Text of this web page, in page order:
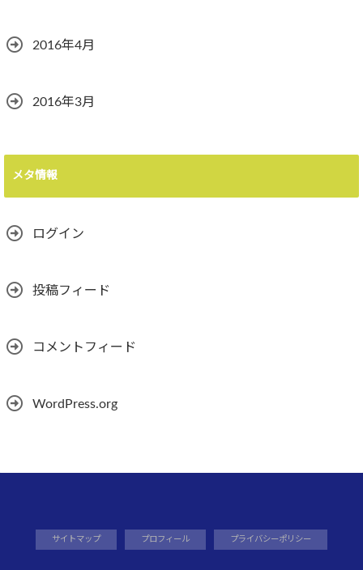
2016年4月
2016年3月
メタ情報
ログイン
投稿フィード
コメントフィード
WordPress.org
サイトマップ プロフィール プライバシーポリシー